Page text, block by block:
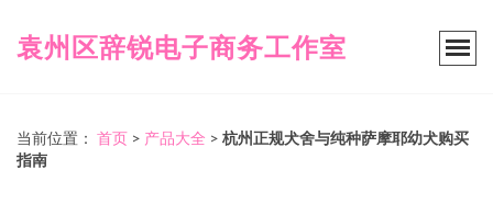
袁州区辞锐电子商务工作室
当前位置： 首页 > 产品大全 > 杭州正规犬舍与纯种萨摩耶幼犬购买
指南